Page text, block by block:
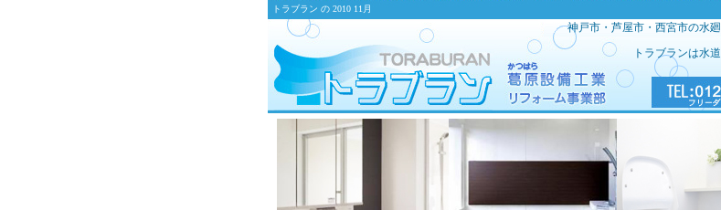
トラブラン の 2010 11月
神戸市・芦屋市・西宮市の水
トラブランは水